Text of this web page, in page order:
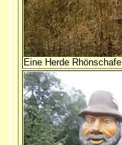
Eine Herde Rhönschafe